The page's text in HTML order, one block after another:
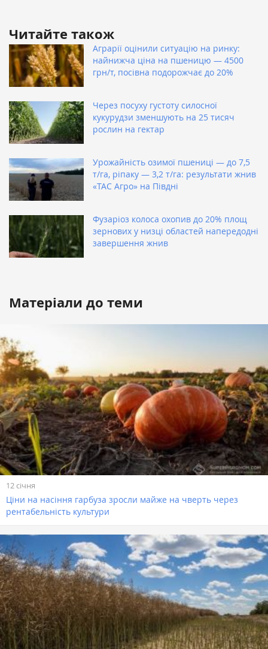
Читайте також
Аграрії оцінили ситуацію на ринку:
найнижча ціна на пшеницю — 4500
грн/т, посівна подорожчає до 20%
Через посуху густоту силосної
кукурудзи зменшують на 25 тисяч
рослин на гектар
Урожайність озимої пшениці — до 7,5
т/га, ріпаку — 3,2 т/га: результати жнив
«ТАС Агро» на Півдні
Фузаріоз колоса охопив до 20% площ
зернових у низці областей напередодні
завершення жнив
Матеріали до теми
12 січня
Ціни на насіння гарбуза зросли майже на чверть через
рентабельність культури